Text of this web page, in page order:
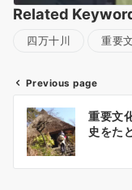
Related
四万十川 重要
投
稿
ナ
ビ
Previous page
重要文
史をた